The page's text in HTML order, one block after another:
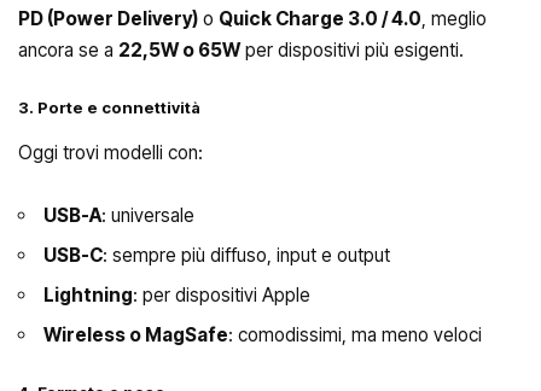
PD (Power Delivery) o Quick Charge 3.0 / 4.0 , meglio
ancora se a 22,5W o 65Wper dispositivi più esigenti.
3. Porte e connettività
Oggi trovi modelli con:
USB-A: universale
USB-C: sempre più diffuso, input e output
Lightning: per dispositivi Apple
Wireless o MagSafe: comodissimi, ma meno veloci